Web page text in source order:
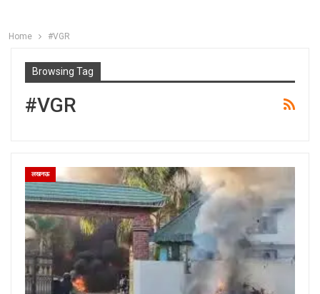
Home #VGR
Browsing Tag
#VGR
लखनऊ